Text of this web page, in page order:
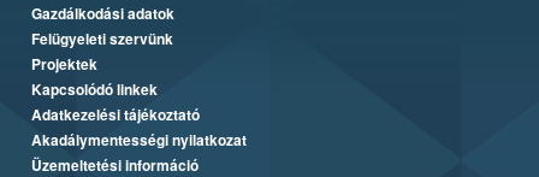
Gazdálkodási adatok
Felügyeleti szervünk
Projektek
Kapcsolódó linkek
Adatkezelési tájékoztató
Akadálymentességi nyilatkozat
Üzemeltetési információ